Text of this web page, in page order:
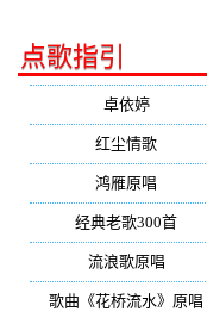
点歌指引
卓依婷(350)
红尘情歌
鸿雁原唱
经典老歌300首
流浪歌原唱
歌曲《花桥流水》原唱